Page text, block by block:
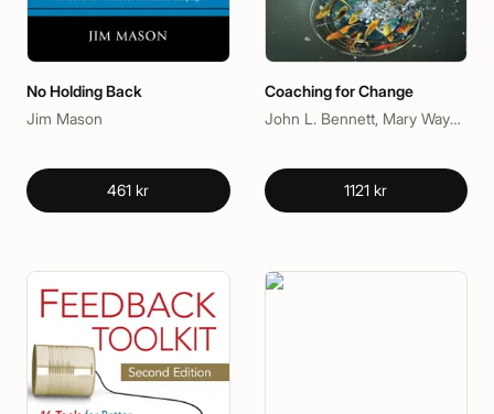
No Holding Back
Jim Mason
461 kr
Coaching for Change
John L. Bennett, Mary Wayne Bush
1121 kr